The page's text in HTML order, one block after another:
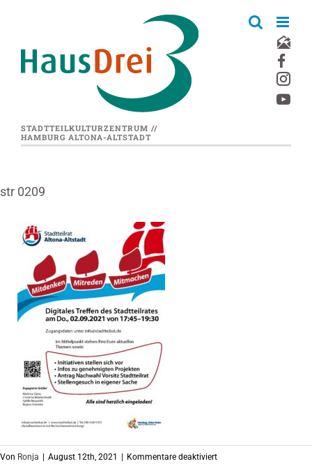
STADTTEILKULTURZENTRUM //
HAMBURG ALTONA-ALTSTADT
str 0209
Von Ronja August 12th, 2021 Kommentare deaktiviertfür